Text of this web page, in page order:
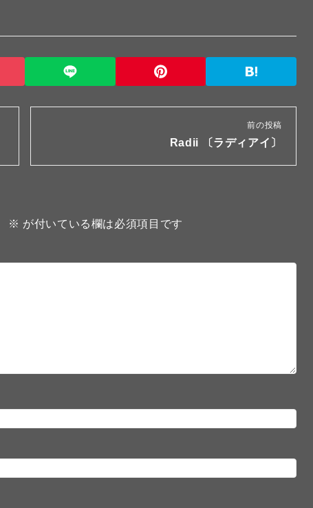
前の投稿
Radii 〔ラディアイ〕
※ が付いている欄は必須項目です